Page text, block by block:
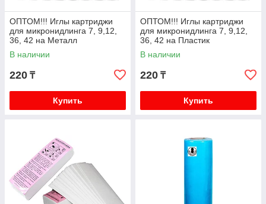
ОПТОМ!!! Иглы картриджи
для микронидлинга 7, 9,12,
36, 42 на Металл
В наличии
220 ₸
Купить
ОПТОМ!!! Иглы картриджи
для микронидлинга 7, 9,12,
36, 42 на Пластик
В наличии
220 ₸
Купить